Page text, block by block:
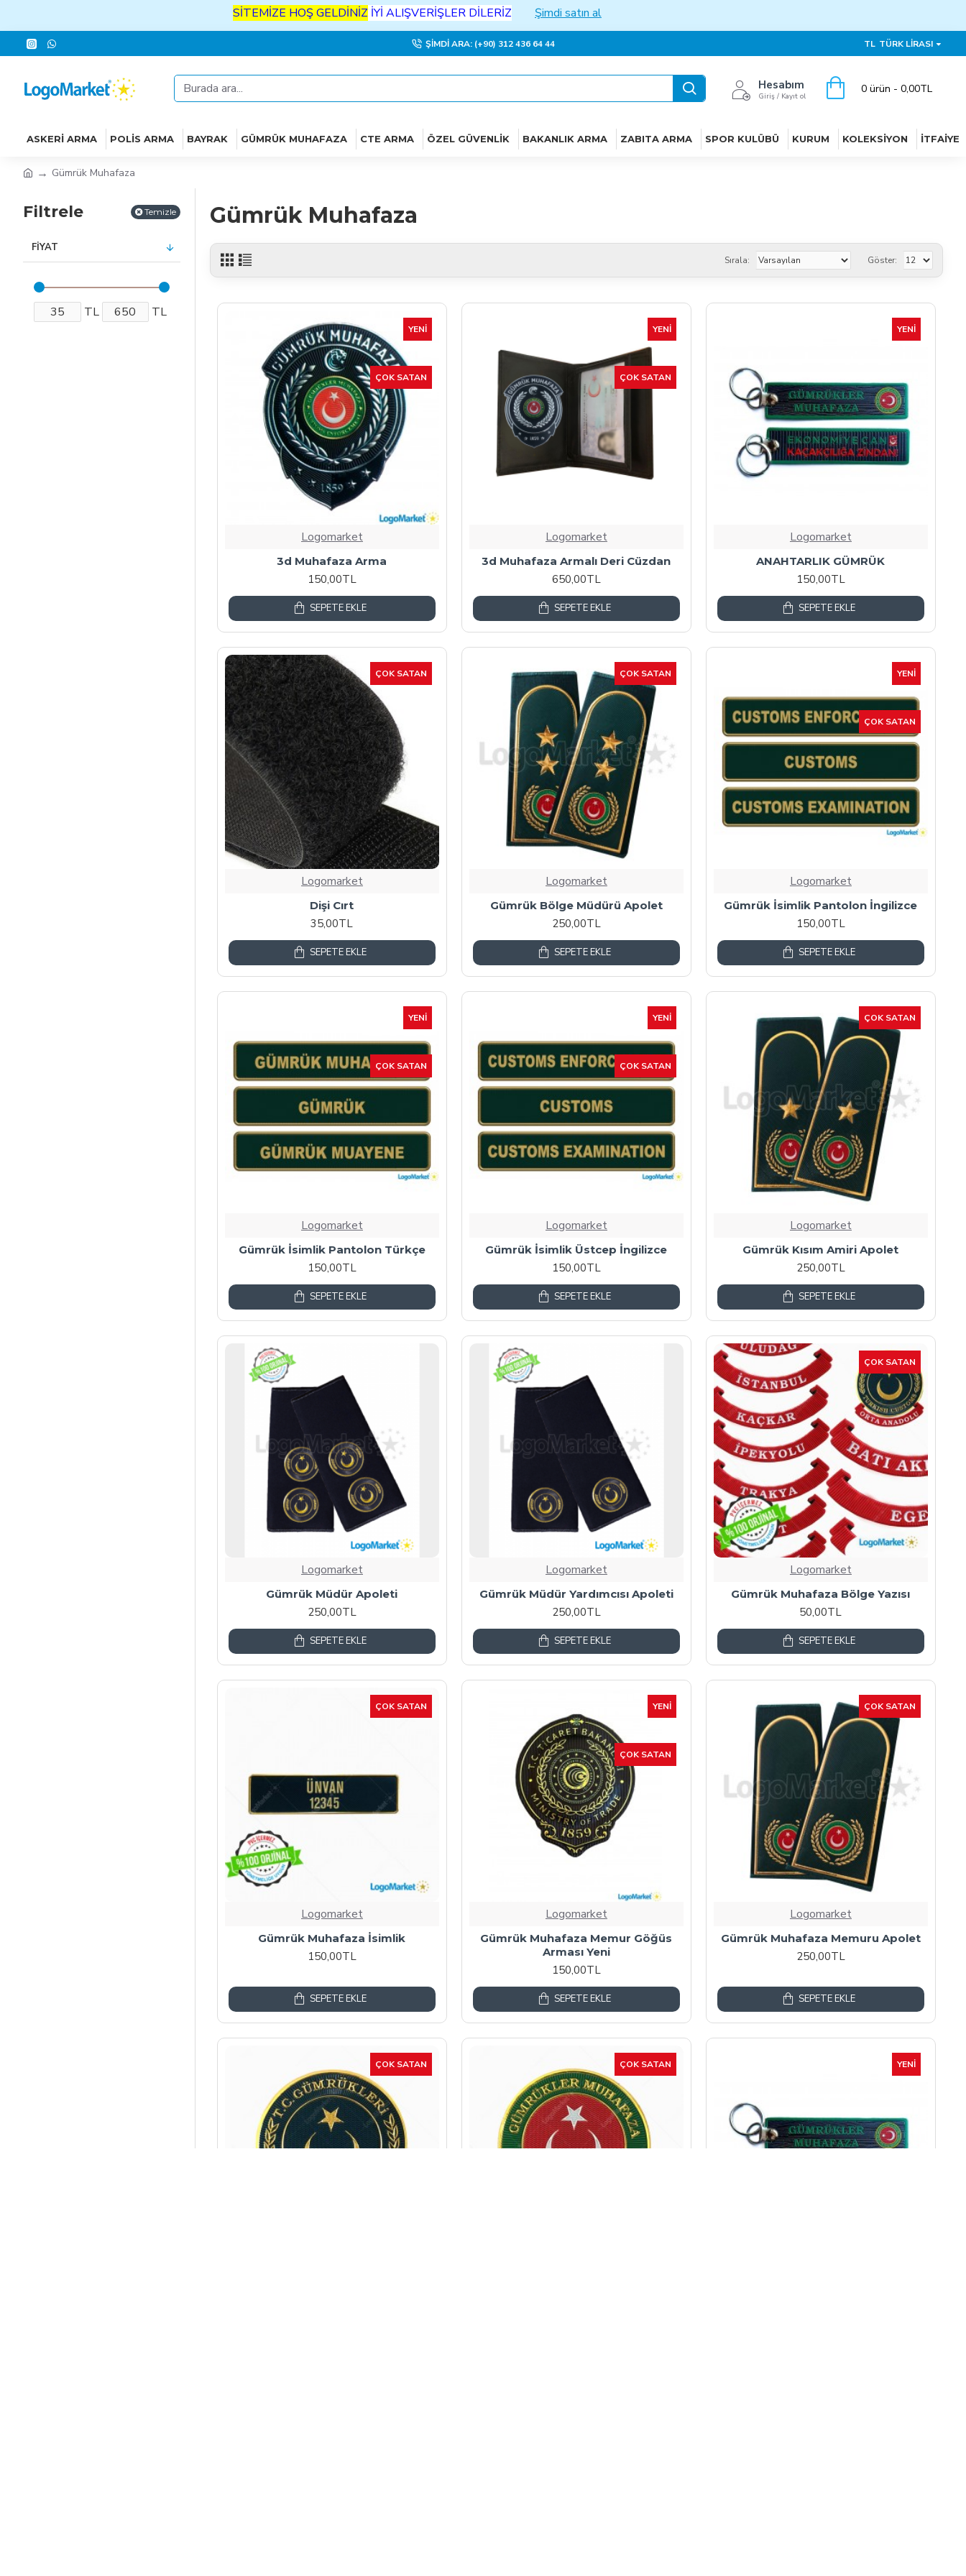
SİTEMİZEHOŞGELDİNİZİYİALIŞVERİŞLER DİLERİZ Şimdi satın al
ŞIMDI ARA: (+90) 312 436 64 44 TL TÜRK LIRASI
Hesabım
Giriş / Kayıt ol
0 ürün - 0,00TL
ASKERI ARMA POLIS ARMA BAYRAK GÜMRÜK MUHAFAZA CTE ARMA ÖZEL GÜVENLIK BAKANLIK ARMA ZABITA ARMA SPOR KULÜBÜ KURUM KOLEKSIYON İTFAIYE
Gümrük Muhafaza
Filtrele Temizle
FIYAT
TL TL
Gümrük Muhafaza
Sırala: Göster:
YENI
ÇOK SATAN
Logomarket
3d Muhafaza Arma
150,00TL
SEPETE EKLE
YENI
ÇOK SATAN
Logomarket
3d Muhafaza Armalı Deri Cüzdan
650,00TL
SEPETE EKLE
YENI
Logomarket
ANAHTARLIK GÜMRÜK
150,00TL
SEPETE EKLE
ÇOK SATAN
Logomarket
Dişi Cırt
35,00TL
SEPETE EKLE
ÇOK SATAN
Logomarket
Gümrük Bölge Müdürü Apolet
250,00TL
SEPETE EKLE
YENI
ÇOK SATAN
Logomarket
Gümrük İsimlik Pantolon İngilizce
150,00TL
SEPETE EKLE
YENI
ÇOK SATAN
Logomarket
Gümrük İsimlik Pantolon Türkçe
150,00TL
SEPETE EKLE
YENI
ÇOK SATAN
Logomarket
Gümrük İsimlik Üstcep İngilizce
150,00TL
SEPETE EKLE
ÇOK SATAN
Logomarket
Gümrük Kısım Amiri Apolet
250,00TL
SEPETE EKLE
Logomarket
Gümrük Müdür Apoleti
250,00TL
SEPETE EKLE
Logomarket
Gümrük Müdür Yardımcısı Apoleti
250,00TL
SEPETE EKLE
ÇOK SATAN
Logomarket
Gümrük Muhafaza Bölge Yazısı
50,00TL
SEPETE EKLE
ÇOK SATAN
Logomarket
Gümrük Muhafaza İsimlik
150,00TL
SEPETE EKLE
YENI
ÇOK SATAN
Logomarket
Gümrük Muhafaza Memur Göğüs
Arması Yeni
150,00TL
SEPETE EKLE
ÇOK SATAN
Logomarket
Gümrük Muhafaza Memuru Apolet
250,00TL
SEPETE EKLE
ÇOK SATAN ÇOK SATAN YENI